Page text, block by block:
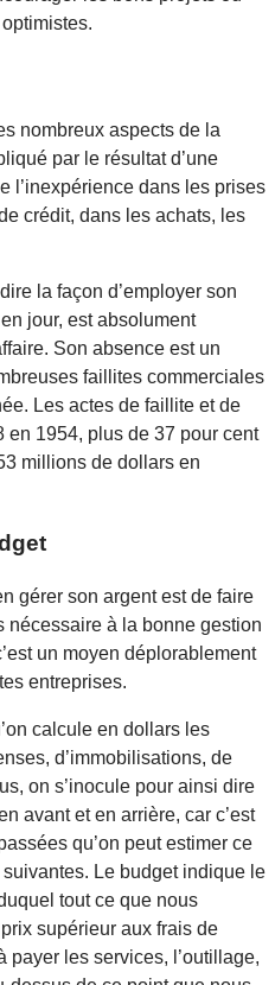
nombreux aspects de la
par le résultat d’une
l’inexpérience dans les prises
crédit, dans les achats, les
la façon d’employer son
jour, est absolument
Son absence est un
faillites commerciales
Les actes de faillite et de
en 1954, plus de 37 pour cent
millions de dollars en
gérer son argent est de faire
nécessaire à la bonne gestion
un moyen déplorablement
entreprises.
calcule en dollars les
d’immobilisations, de
on s’inocule pour ainsi dire
avant et en arrière, car c’est
qu’on peut estimer ce
Le budget indique le
tout ce que nous
supérieur aux frais de
payer les services, l’outillage,